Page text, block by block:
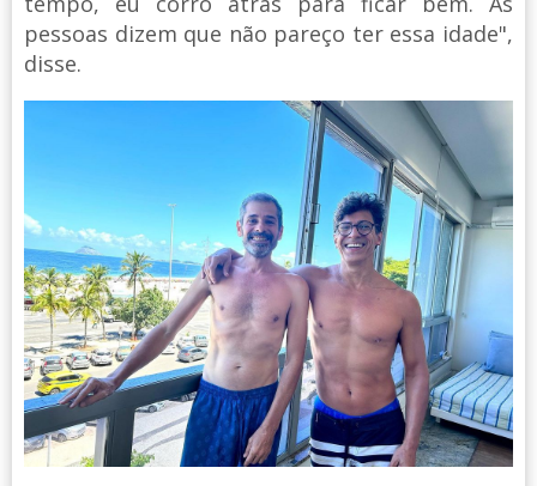
pessoas dizem que não pareço ter essa idade",
disse.